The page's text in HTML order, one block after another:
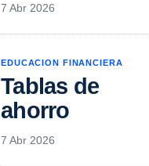
7 Abr 2026
EDUCACION FINANCIERA
Tablas de
ahorro
7 Abr 2026